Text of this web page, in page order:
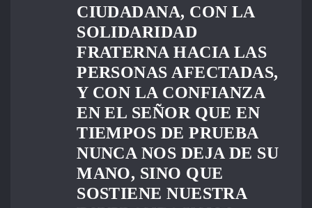
CIUDADANA, CON LA
SOLIDARIDAD
FRATERNA HACIA LAS
PERSONAS AFECTADAS,
Y CON LA CONFIANZA
EN EL SEÑOR QUE EN
TIEMPOS DE PRUEBA
NUNCA NOS DEJA DE SU
MANO, SINO QUE
SOSTIENE NUESTRA